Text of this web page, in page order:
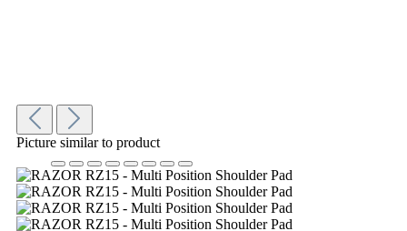
Picture similar to product